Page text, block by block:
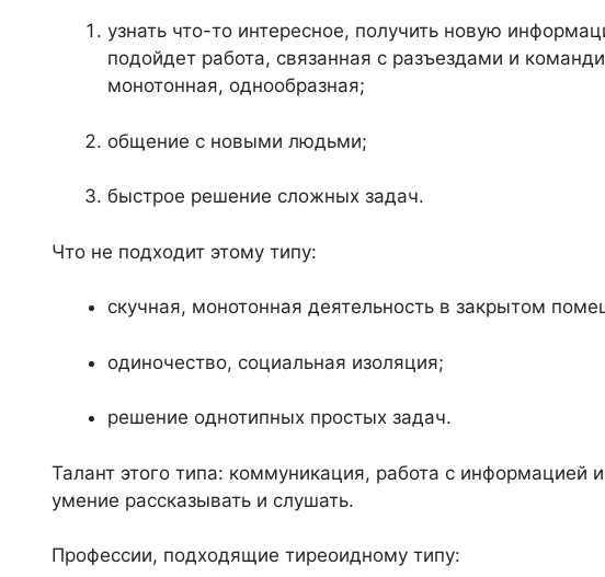
узнать что-то интересное, получить новую
подойдет работа, связанная с разъездами и
монотонная, однообразная;
общение с новыми людьми;
быстрое решение сложных задач.
Что не подходит этому типу:
скучная, монотонная деятельность в закрытом
одиночество, социальная изоляция;
решение однотипных простых задач.
Талант этого типа: коммуникация, работа с информацией
умение рассказывать и слушать.
Профессии, подходящие тиреоидному типу: